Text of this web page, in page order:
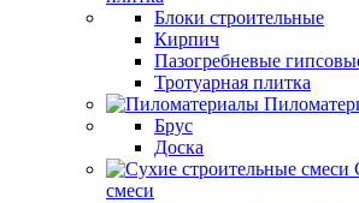
Блоки строительные
Кирпич
Пазогребневые
Тротуарная плитка
Брус
Доска
смеси